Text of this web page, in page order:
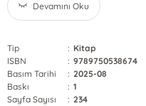
Devamını Oku
Tip : Kitap
ISBN
: 9789750538674
Basım Tarihi
: 2025-08
Baskı
: 1
Sayfa Sayısı
: 234